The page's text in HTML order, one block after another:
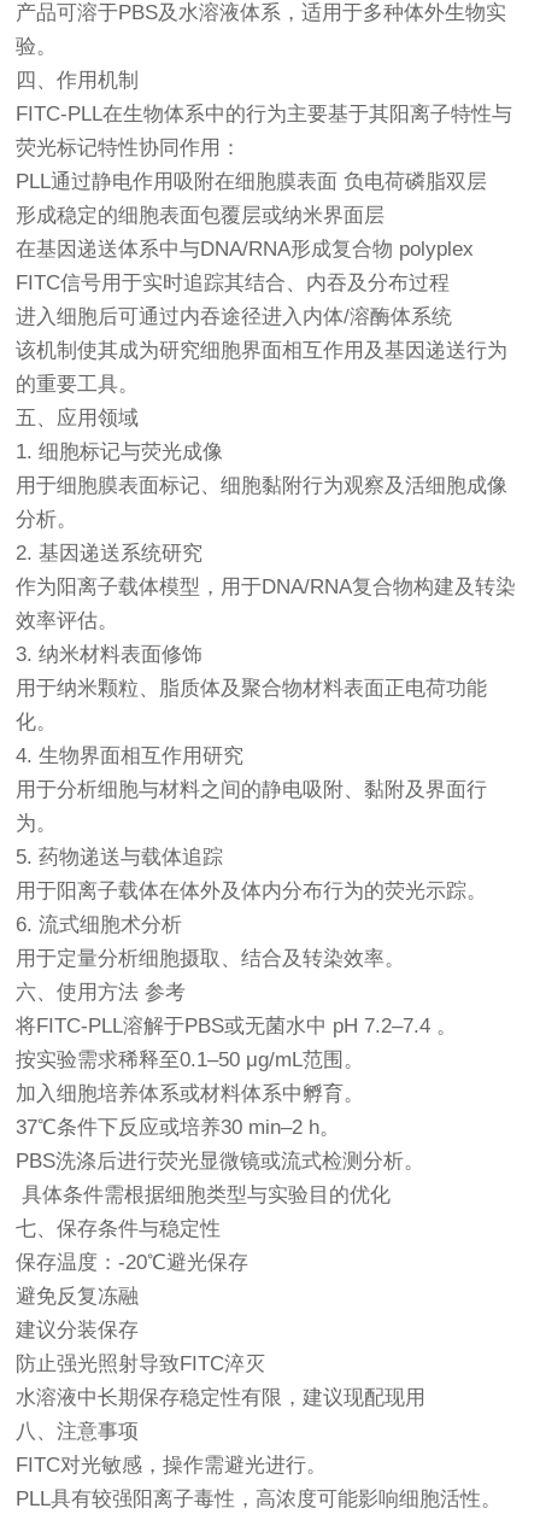
产品可溶于PBS及水溶液体系，适用于多种体外生物实
验。
四、作用机制
FITC-PLL在生物体系中的行为主要基于其阳离子特性与
荧光标记特性协同作用：
PLL通过静电作用吸附在细胞膜表面 负电荷磷脂双层
形成稳定的细胞表面包覆层或纳米界面层
在基因递送体系中与DNA/RNA形成复合物 polyplex
FITC信号用于实时追踪其结合、内吞及分布过程
进入细胞后可通过内吞途径进入内体/溶酶体系统
该机制使其成为研究细胞界面相互作用及基因递送行为
的重要工具。
五、应用领域
1. 细胞标记与荧光成像
用于细胞膜表面标记、细胞黏附行为观察及活细胞成像
分析。
2. 基因递送系统研究
作为阳离子载体模型，用于DNA/RNA复合物构建及转染
效率评估。
3. 纳米材料表面修饰
用于纳米颗粒、脂质体及聚合物材料表面正电荷功能
化。
4. 生物界面相互作用研究
用于分析细胞与材料之间的静电吸附、黏附及界面行
为。
5. 药物递送与载体追踪
用于阳离子载体在体外及体内分布行为的荧光示踪。
6. 流式细胞术分析
用于定量分析细胞摄取、结合及转染效率。
六、使用方法 参考
将FITC-PLL溶解于PBS或无菌水中 pH 7.2–7.4 。
按实验需求稀释至0.1–50 μg/mL范围。
加入细胞培养体系或材料体系中孵育。
37℃条件下反应或培养30 min–2 h。
PBS洗涤后进行荧光显微镜或流式检测分析。
具体条件需根据细胞类型与实验目的优化
七、保存条件与稳定性
保存温度：-20℃避光保存
避免反复冻融
建议分装保存
防止强光照射导致FITC淬灭
水溶液中长期保存稳定性有限，建议现配现用
八、注意事项
FITC对光敏感，操作需避光进行。
PLL具有较强阳离子毒性，高浓度可能影响细胞活性。